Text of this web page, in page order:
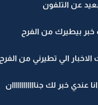
عن التلفون
خبر بيطيرك من الفرح
الي تطيرني من الفرح
عندي خبر لك جناااااااااااان